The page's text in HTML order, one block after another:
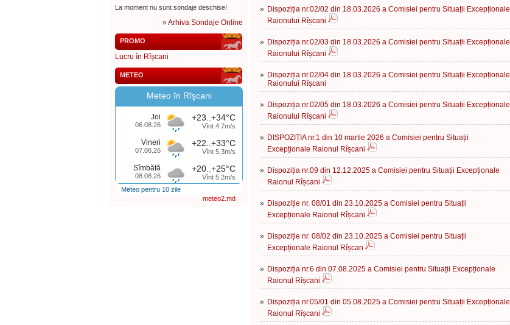
La moment nu sunt sondaje deschise!
»Arhiva Sondaje Online
PROMO
Lucru în Rîșcani
METEO
Meteo în Rîşcani
Joi
06.08.26
+23..+34°C
Vînt 4.7m/s
Vineri
07.08.26
+22..+33°C
Vînt 5.3m/s
Sîmbătă
08.08.26
+20..+25°C
Vînt 5.2m/s
Meteo pentru 10 zile
meteo2.md
» Dispoziția nr.02/02 din 18.03.2026 a Comisiei pentru Situații Excepționale
Raionului Rîșcani
» Dispoziția nr.02/03 din 18.03.2026 a Comisiei pentru Situații Excepționale
Raionului Rîșcani
» Dispoziția nr.02/04 din 18.03.2026 a Comisiei pentru Situații Excepționale
Raionului Rîșcani
» Dispoziția nr.02/05 din 18.03.2026 a Comisiei pentru Situații Excepționale
Raionului Rîșcani
» DISPOZIȚIA nr.1 din 10 martie 2026 a Comisiei pentru Situații
Excepționale Raionul Rîșcani
» Dispoziția nr.09 din 12.12.2025 a Comisiei pentru Situații Excepționale
Raionul Rîșcani
» Dispoziție nr. 08/01 din 23.10.2025 a Comisiei pentru Situații
Excepționale Raionul Rîșcani
» Dispoziție nr. 08/02 din 23.10.2025 a Comisiei pentru Situații
Excepționale Raionul Rîșcan
» Dispoziția nr.6 din 07.08.2025 a Comisiei pentru Situații Excepționale
Raionul Rîșcani
» Dispoziția nr.05/01 din 05.08.2025 a Comisiei pentru Situații Excepționale
Raionul Rîșcani